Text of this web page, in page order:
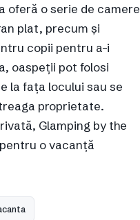
oferă o serie de camere
plat, precum și
copii pentru a-i
oaspeții pot folosi
la fața locului sau se
proprietate.
Glamping by the
o vacanță